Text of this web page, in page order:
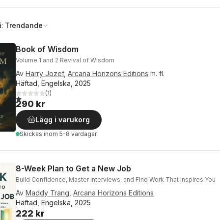
Trendande
Book of Wisdom
Volume 1 and 2 Revival of Wisdom
Av Harry Jozef, Arcana Horizons Editions m. fl.
Häftad, Engelska, 2025
1,0utav 5 stjärnor. Totalt antal röster:
(1)
290 kr
Lägg i varukorg
Skickas inom 5-8 vardagar
8-Week Plan to Get a New Job
Build Confidence, Master Interviews, and Find Work That Inspires You
Av Maddy Trang Arcana Horizons Editions
Häftad, Engelska, 2025
222 kr